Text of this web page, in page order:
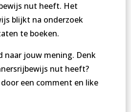
nut heeft. Het
blijkt na onderzoek
te boeken.
naar jouw mening. Denk
nut heeft?
een comment en like